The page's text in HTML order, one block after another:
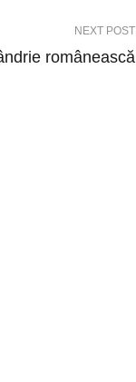
NEXT POST
românească